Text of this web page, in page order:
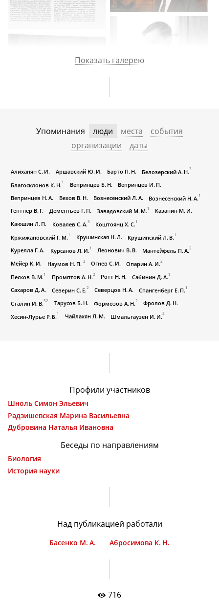
Показать галерею
Упоминания люди места
события
организации
даты
Алиханян С. И. Аршавский Ю. И. Барто П. Н. Белозерский А. Н.3
Благосклонов К. Н. 1 Вепринцев Б. Н.
Вепринцев И. П.
Вепринцев Н. А.
Вехов В. Н. Вознесенский Л. А. Вознесенский Н. А. 1
Гептнер В. Г. Дементьев Г. П. Завадовский М. М.1
Казанин М. И.
Каюшин Л. П.
Ковалев С. А.3 Коштоянц Х. С.1
Кржижановский Г. М.1 Крушинская Н. Л. Крушинский Л. В.1
Курелла Г. А. Курсанов Л. И. 1 Леонович В. В. Мантейфель П. А. 2
Мейер К. И. Наумов Н. П. 2 Огнев С. И. Опарин А. И. 2
Песков В. М. 1 Промптов А. Н. 2 Ротт Н. Н. Сабинин Д. А. 1
Сахаров Д. А. Северин С. Е. 2 Северцов Н. А. Спангенберг Е. П. 1
Сталин И. В.52 Тарусов Б. Н. Формозов А. Н. 2
Фролов Д. Н.
Хесин-Лурье Р. Б. 1 Чайлахян Л. М. Шмальгаузен И. И.2
Профили участников
Шноль Симон Эльевич
Радзишевская Марина Васильевна
Дубровина Наталья Ивановна
Беседы по направлениям
Биология
История науки
Над публикацией работали
Басенко М. А. Абросимова К. Н.
716